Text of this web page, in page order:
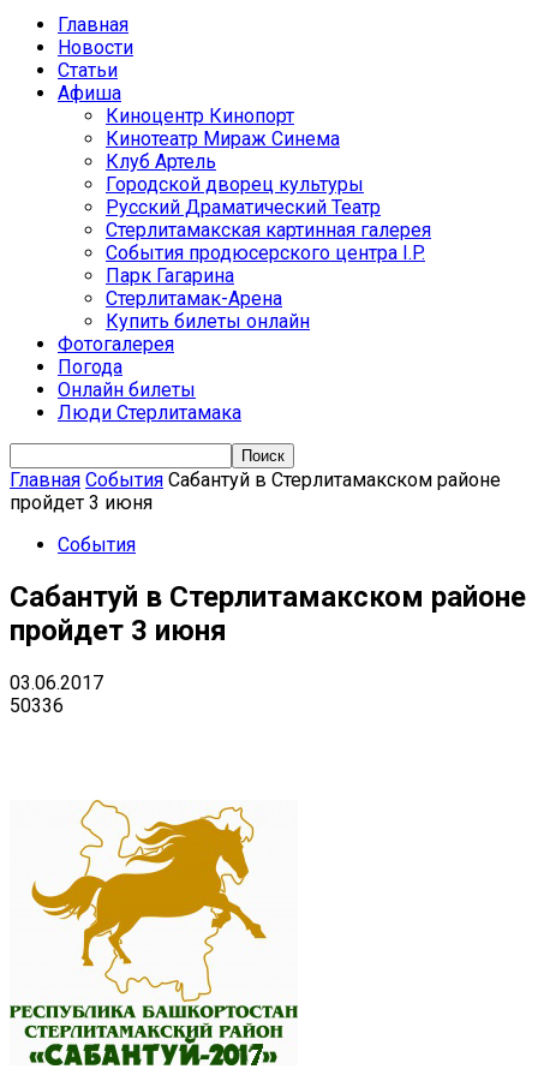
Главная
Новости
Статьи
Афиша
Киноцентр Кинопорт
Кинотеатр Мираж Синема
Клуб Артель
Городской дворец культуры
Русский Драматический Театр
Стерлитамакская картинная галерея
События продюсерского центра I.P.
Парк Гагарина
Стерлитамак-Арена
Купить билеты онлайн
Фотогалерея
Погода
Онлайн билеты
Люди Стерлитамака
Главная События Сабантуй в Стерлитамакском районе
пройдет 3 июня
События
Сабантуй в Стерлитамакском районе
пройдет 3 июня
03.06.2017
50336